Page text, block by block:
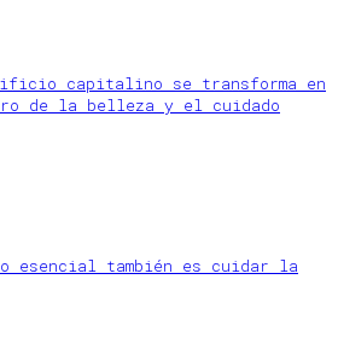
capitalino se transforma en
de la belleza y el cuidado
esencial también es cuidar la